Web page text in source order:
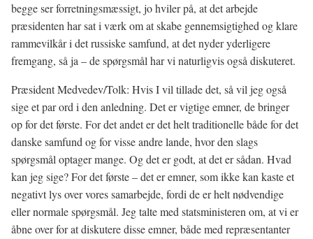
begge ser forretningsmæssigt, jo hviler på, at det arbejde
præsidenten har sat i værk om at skabe gennemsigtighed og klare
rammevilkår i det russiske samfund, at det nyder yderligere
fremgang, så ja – de spørgsmål har vi naturligvis også diskuteret.
Præsident Medvedev/Tolk: Hvis I vil tillade det, så vil jeg også
sige et par ord i den anledning. Det er vigtige emner, de bringer
op for det første. For det andet er det helt traditionelle både for det
danske samfund og for visse andre lande, hvor den slags
spørgsmål optager mange. Og det er godt, at det er sådan. Hvad
kan jeg sige? For det første – det er emner, som ikke kan kaste et
negativt lys over vores samarbejde, fordi de er helt nødvendige
eller normale spørgsmål. Jeg talte med statsministeren om, at vi er
åbne over for at diskutere disse emner, både med repræsentanter